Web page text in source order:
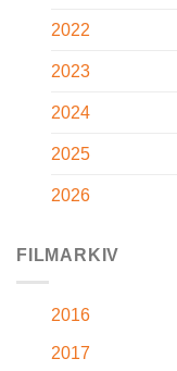
2022
2023
2024
2025
2026
FILMARKIV
2016
2017